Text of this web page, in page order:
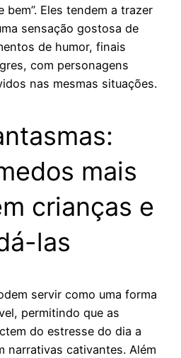
bem”. Eles tendem a trazer
sensação gostosa de
de humor, finais
com personagens
nas mesmas situações.
mais
crianças e
las
servir como uma forma
permitindo que as
do estresse do dia a
narrativas cativantes. Além